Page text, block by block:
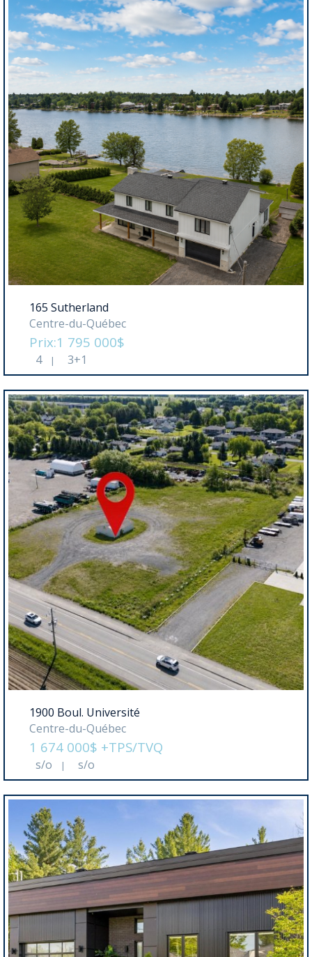
165 Sutherland
Centre-du-Québec
Prix:1 795 000$
4| 3+1
1900 Boul. Université
Centre-du-Québec
1 674 000$ +TPS/TVQ
s/o | s/o